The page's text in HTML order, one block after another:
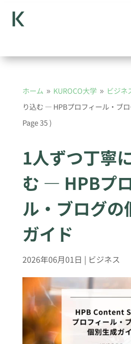
ホーム 9 KUROCO大学 9 ビジネ
り込む — HPBプロフィール・ブ
Page 35 )
1人ずつ丁寧
む — HPBプ
ル・ブログの
ガイド
2026年06月01日 | ビジネス